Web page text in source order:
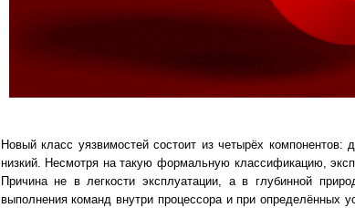
Новый класс уязвимостей состоит из четырёх
низкий. Несмотря на такую формальную классификацию,
Причина не в легкости эксплуатации, а в глубинной
выполнения команд внутри процессора и при